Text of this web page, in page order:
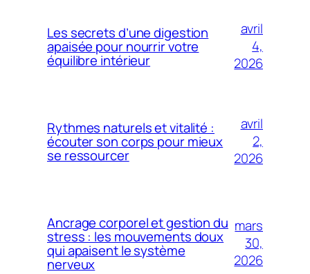
Les secrets d’une digestion
apaisée pour nourrir votre
équilibre intérieur
avril
4,
2026
Rythmes naturels et vitalité :
écouter son corps pour mieux
se ressourcer
avril
2,
2026
Ancrage corporel et gestion du
stress : les mouvements doux
qui apaisent le système
nerveux
mars
30,
2026